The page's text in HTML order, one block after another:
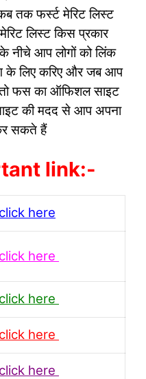
तक फर्स्ट मेरिट लिस्ट
लिस्ट किस प्रकार
नीचे आप लोगों को लिंक
के लिए करिए और जब आप
तो फस का ऑफिशल साइट
की मदद से आप अपना
सकते हैं
link:-
click here
click here
click here
click here
click here